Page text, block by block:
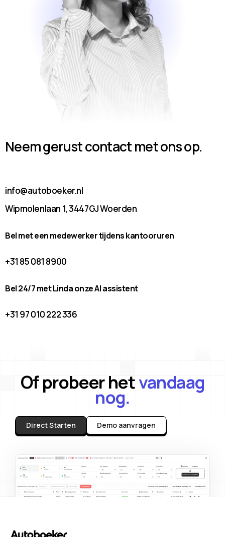
Neem gerust contact met ons op.
info@autoboeker.nl
Wipmolenlaan 1, 3447GJ Woerden
Bel met een medewerker tijdens kantooruren
+31 85 081 8900
Bel 24/7 met Linda onze AI assistent
+31 97 010 222 336
Of probeer hetvandaag
nog.
Direct Starten Demo aanvragen